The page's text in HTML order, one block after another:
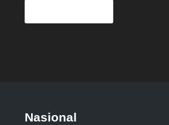
Nasional